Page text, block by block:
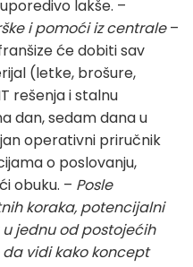
lakše. –
i pomoći iz centrale–
će dobiti sav
(letke, brošure,
rešenja i stalnu
dan, sedam dana u
operativni priručnik
o poslovanju,
obuku. – Posle
koraka, potencijalni
jednu od postojećih
vidi kako koncept